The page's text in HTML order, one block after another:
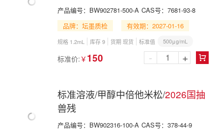
产品编号： BW902781-500-A CAS号： 7681-93-8
品牌：坛墨质检
有效期：2027-01-16
规格 1.2mL 库存 9 货期 现货 标准值 500μg/mL
标准价: ￥ 150 
- +
标准溶液/甲醇中倍他米松/2026国抽
兽残
产品编号： BW902316-100-A CAS号： 378-44-9